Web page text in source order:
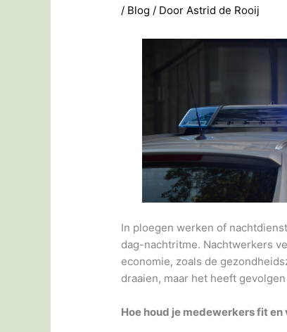
/ Blog / DoorAstrid de Rooij
In ploegen werken of
dag-nachtritme. Nachtwerkers
economie, zoals de
draaien, maar het heeft
Hoe houd je medewerkers fit